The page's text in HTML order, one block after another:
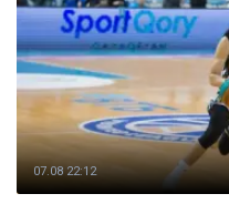
07.08 22:12